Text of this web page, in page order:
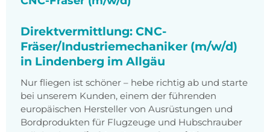
Direktvermittlung: CNC-
Fräser/Industriemechaniker (m/w/d)
in Lindenberg im Allgäu
Nur fliegen ist schöner – hebe richtig ab und starte
bei unserem Kunden, einem der führenden
europäischen Hersteller von Ausrüstungen und
Bordprodukten für Flugzeuge und Hubschrauber